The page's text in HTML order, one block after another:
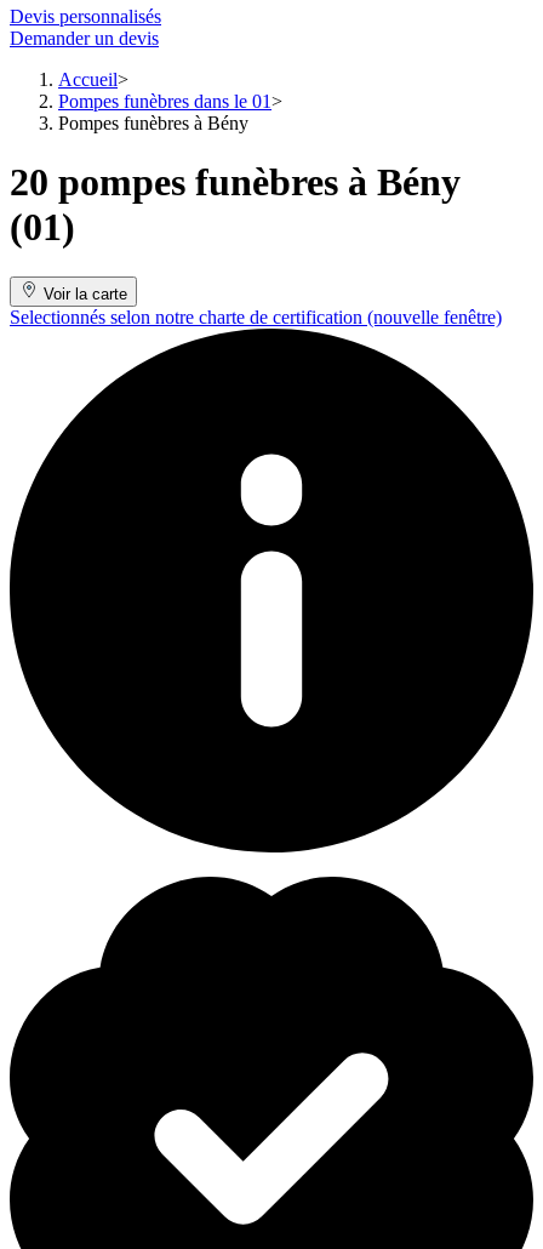
Devis personnalisés
Demander un devis
Accueil
Pompes funèbres dans le 01
Pompes funèbres à Bény
20 pompes funèbres à Bény
(01)
Voir la carte
Selectionnés selon notre charte de certification (nouvelle fenêtre)